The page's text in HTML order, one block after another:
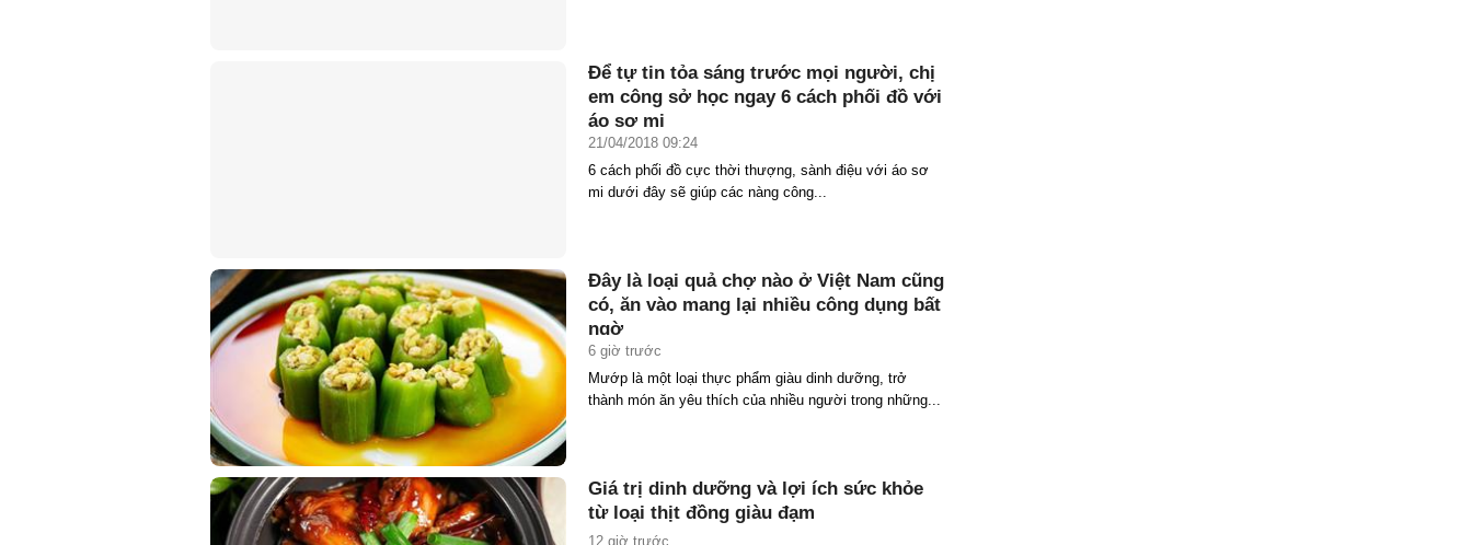
Để tự tin tỏa sáng trước mọi người, chị
em công sở học ngay 6 cách phối đồ với
áo sơ mi
21/04/2018 09:24
6 cách phối đồ cực thời thượng, sành điệu với áo sơ
mi dưới đây sẽ giúp các nàng công...
Đây là loại quả chợ nào ở Việt Nam cũng
có, ăn vào mang lại nhiều công dụng bất
ngờ
6 giờ trước
Mướp là một loại thực phẩm giàu dinh dưỡng, trở
thành món ăn yêu thích của nhiều người trong những...
Giá trị dinh dưỡng và lợi ích sức khỏe
từ loại thịt đồng giàu đạm
12 giờ trước